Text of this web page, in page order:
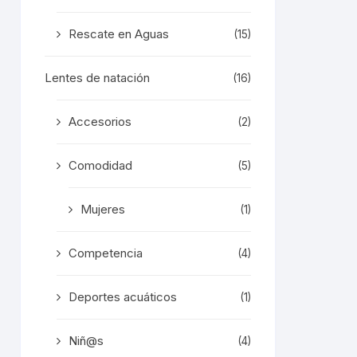
Rescate en Aguas (15)
Lentes de natación (16)
Accesorios (2)
Comodidad (5)
Mujeres (1)
Competencia (4)
Deportes acuáticos (1)
Niñ@s (4)